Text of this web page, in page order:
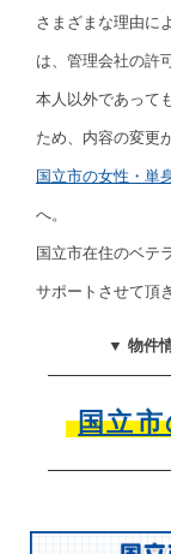
さまざまな理由に
は、管理会社の許
本人以外であって
ため、内容の変更
国立市の女性・単
へ。
国立市在住のベテ
サポートさせて頂
▼ 物件
国立